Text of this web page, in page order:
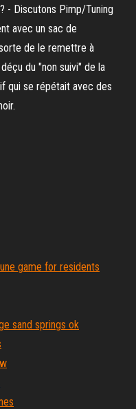
- Discutons Pimp/Tuning
avec un sac de
de le remettre à
du "non suivi" de la
qui se répétait avec des
game for residents
sand springs ok